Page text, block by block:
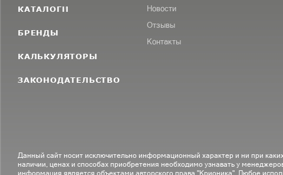
КАТАЛОГИ
БРЕНДЫ
КАЛЬКУЛЯТОРЫ
ЗАКОНОДАТЕЛЬСТВО
Новости
Отзывы
Контакты
Данный сайт носит исключительно информационный характер и ни при
наличии, ценах и способах приобретения необходимо узнавать у
информация является объектами авторского права "Крионика". Любое